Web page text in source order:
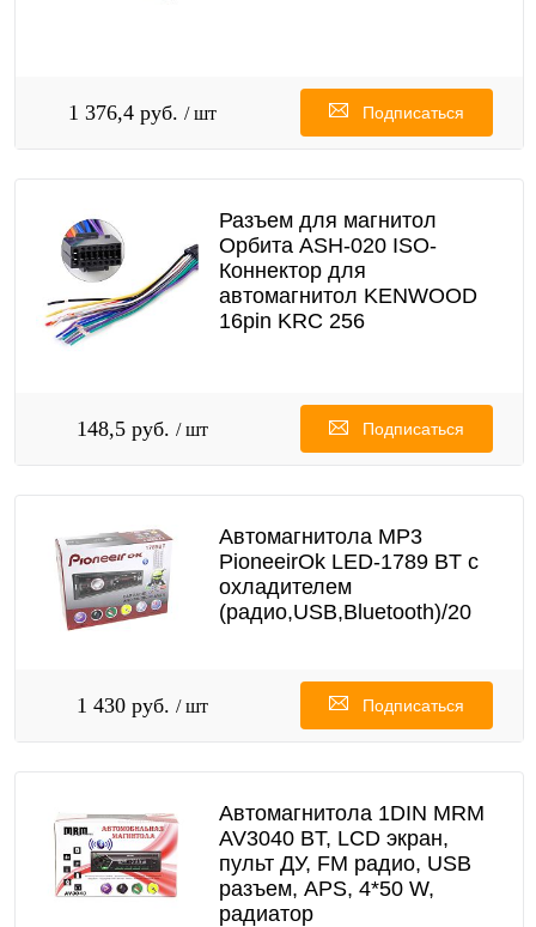
1 376,4 руб. / шт Подписаться
Разъем для магнитол
Орбита ASH-020 ISO-
Коннектор для
автомагнитол KENWOOD
16pin KRC 256
148,5 руб. / шт Подписаться
Автомагнитола MP3
PioneeirOk LED-1789 BT с
охладителем
(радио,USB,Bluetooth)/20
1 430 руб. / шт Подписаться
Автомагнитола 1DIN MRM
AV3040 BT, LCD экран,
пульт ДУ, FM радио, USB
разъем, APS, 4*50 W,
радиатор